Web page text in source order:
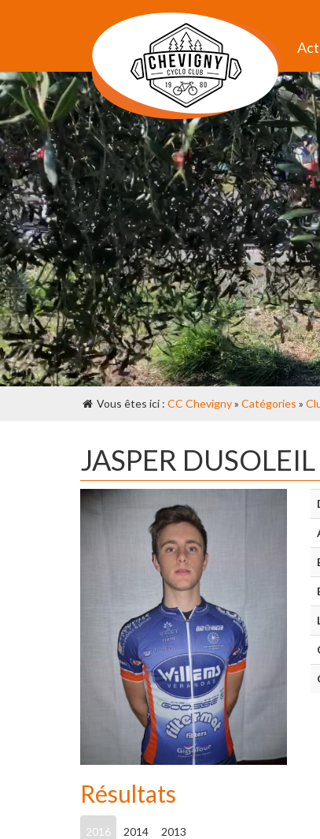
Vous êtes ici : CC Chevigny» Catégories »
JASPER DUSOLEIL
Résultats
2016 2014 2013